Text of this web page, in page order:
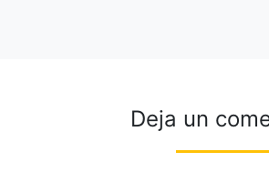
Deja un